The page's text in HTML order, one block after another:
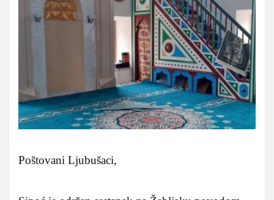
Poštovani Ljubušaci,